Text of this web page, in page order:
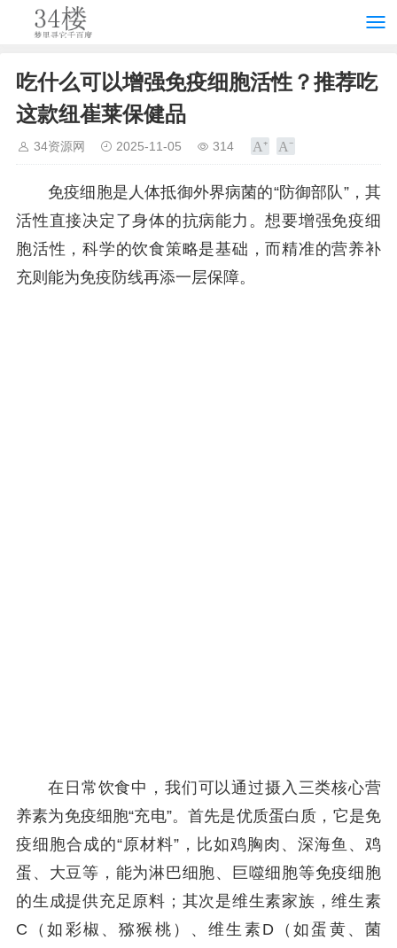
吃什么可以增强免疫细胞活性？推荐吃
这款纽崔莱保健品
34资源网 2025-11-05 314
免疫细胞是人体抵御外界病菌的“防御部队”，其
活性直接决定了身体的抗病能力。想要增强免疫细
胞活性，科学的饮食策略是基础，而精准的营养补
充则能为免疫防线再添一层保障。
在日常饮食中，我们可以通过摄入三类核心营
养素为免疫细胞“充电”。首先是优质蛋白质，它是免
疫细胞合成的“原材料”，比如鸡胸肉、深海鱼、鸡
蛋、大豆等，能为淋巴细胞、巨噬细胞等免疫细胞
的生成提供充足原料；其次是维生素家族，维生素
C（如彩椒、猕猴桃）、维生素D（如蛋黄、菌